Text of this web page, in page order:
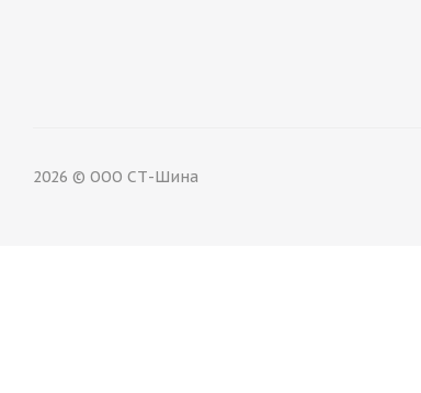
2026 © ООО СТ-Шина